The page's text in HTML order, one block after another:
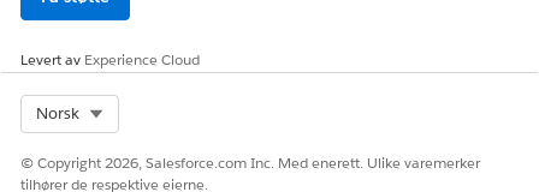
Salesforce Hjelp: Hjemmesideportal for pasienter
HJALP DENNE ARTIKKELEN MED Å LØSE PROBLEMET DITT?
La oss få vite det slik at vi kan forbedre!
Levert av Experience Cloud
Norsk
© Copyright 2026, Salesforce.com Inc. Med enerett. Ulike varemerker
tilhører de respektive eierne.